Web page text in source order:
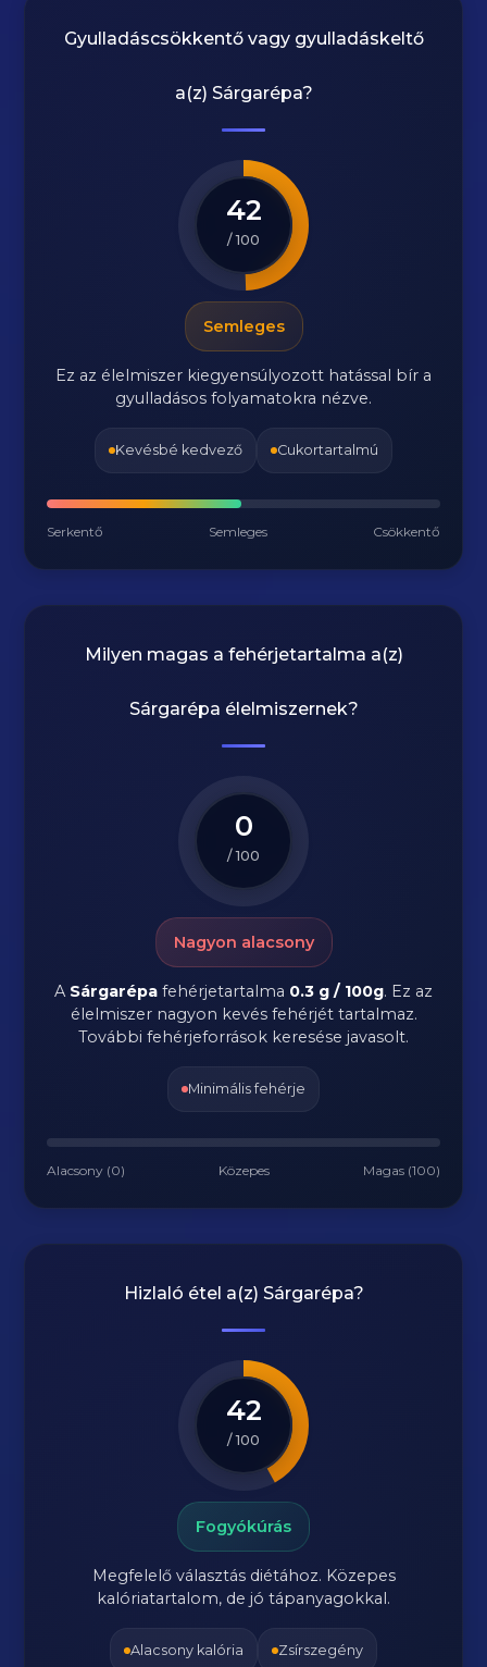
Gyulladáscsökkentő vagy gyulladáskeltő
a(z) Sárgarépa?
42
/ 100
Semleges
Ez az élelmiszer kiegyensúlyozott hatással bír a
gyulladásos folyamatokra nézve.
Kevésbé kedvező Cukortartalmú
Serkentő Semleges Csökkentő
Milyen magas a fehérjetartalma a(z)
Sárgarépa élelmiszernek?
0
/ 100
Nagyon alacsony
A Sárgarépa fehérjetartalma 0.3 g / 100g. Ez az
élelmiszer nagyon kevés fehérjét tartalmaz.
További fehérjeforrások keresése javasolt.
Minimális fehérje
Alacsony (0) Közepes Magas (100)
Hizlaló étel a(z) Sárgarépa?
42
/ 100
Fogyókúrás
Megfelelő választás diétához. Közepes
kalóriatartalom, de jó tápanyagokkal.
Alacsony kalória Zsírszegény